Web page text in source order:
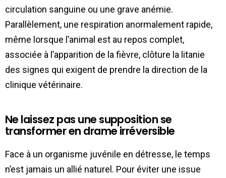
circulation sanguine ou une grave anémie.
Parallèlement, une respiration anormalement rapide,
même lorsque l’animal est au repos complet,
associée à l’apparition de la fièvre, clôture la litanie
des signes qui exigent de prendre la direction de la
clinique vétérinaire.
Ne laissez pas une supposition se
transformer en drame irréversible
Face à un organisme juvénile en détresse, le temps
n’est jamais un allié naturel. Pour éviter une issue